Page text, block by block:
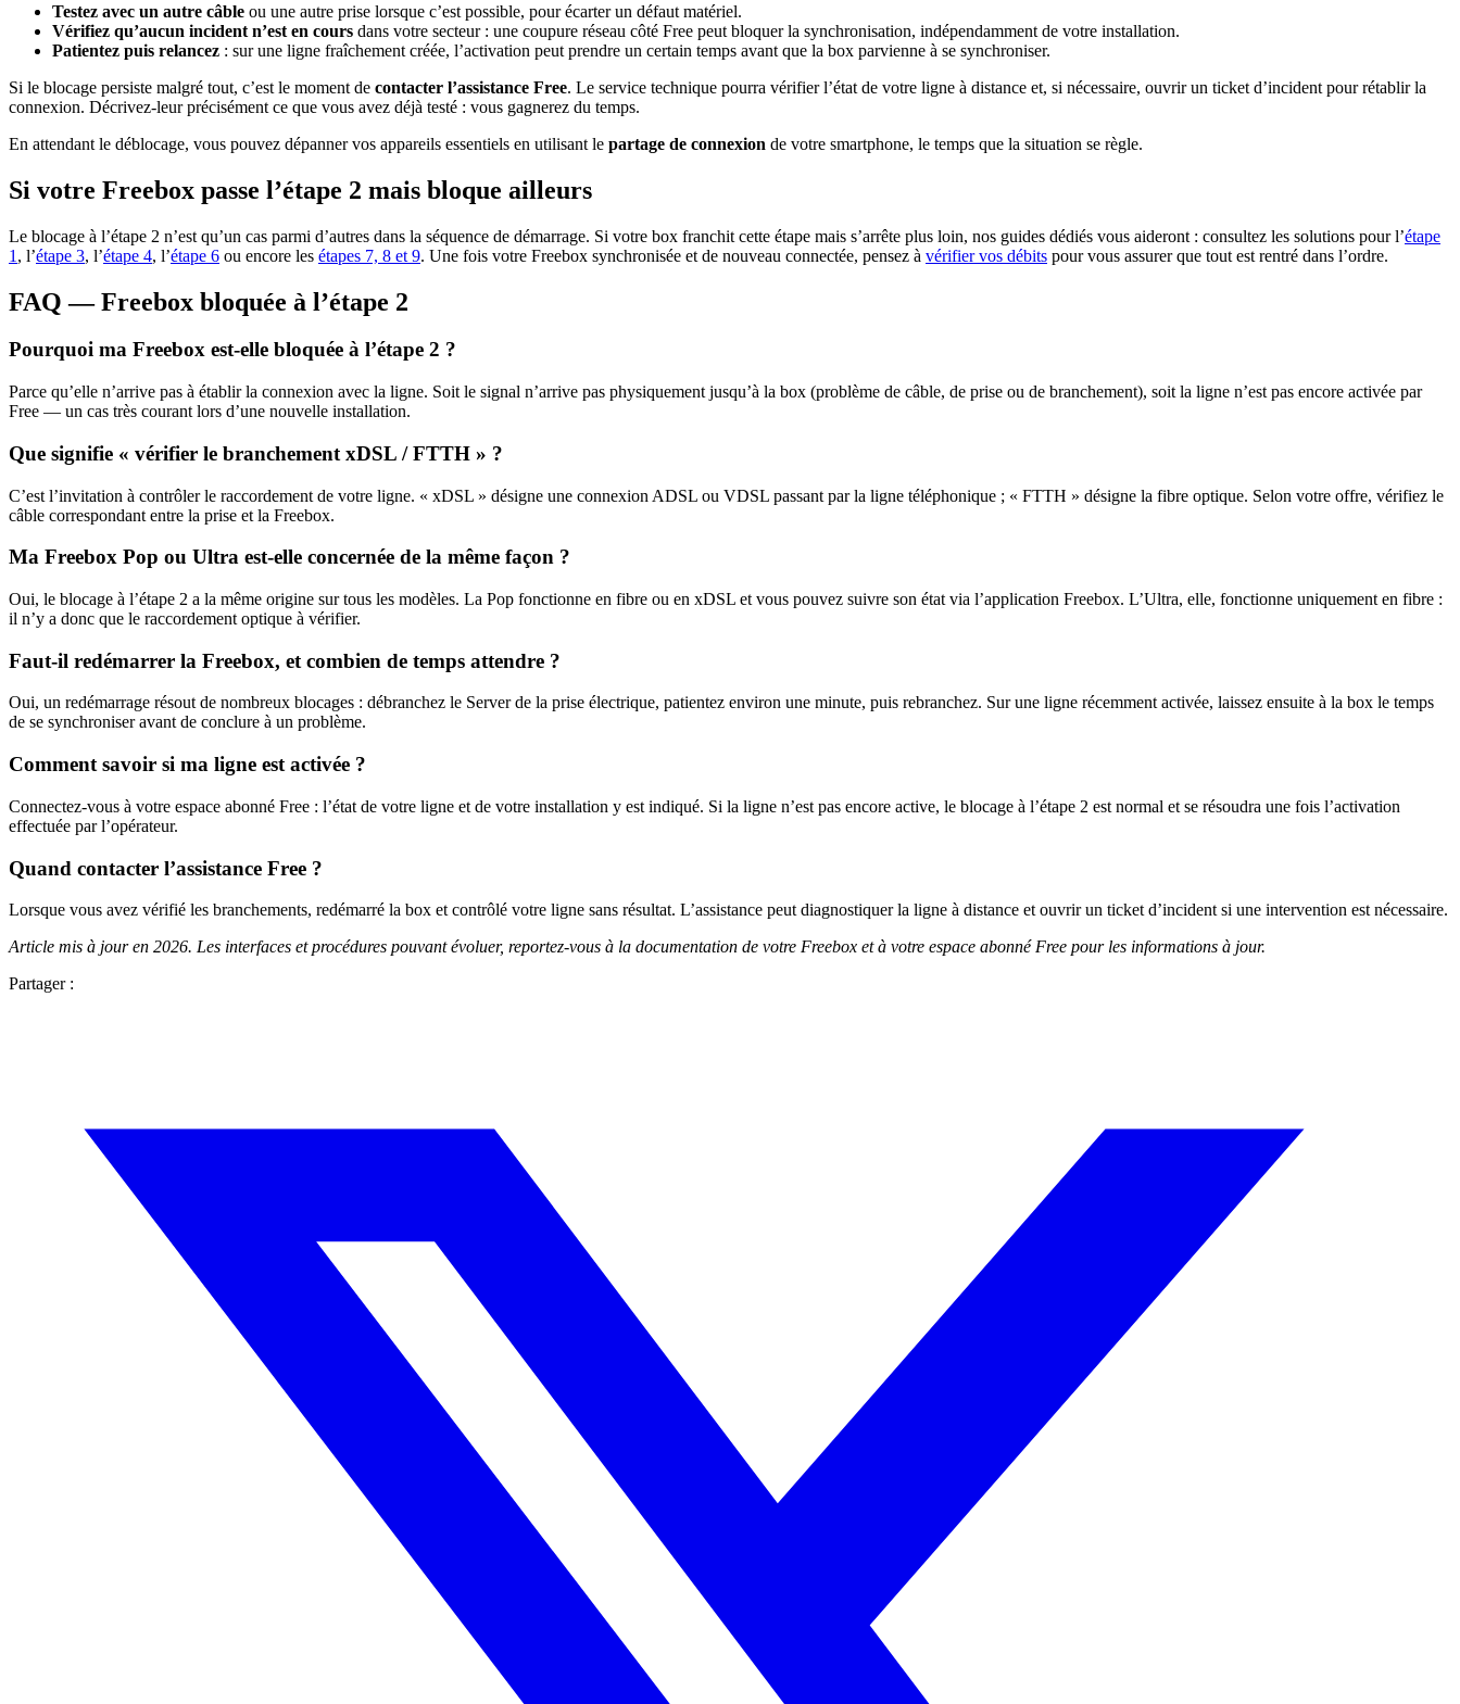
Testez avec un autre câble ou une autre prise lorsque c’est possible, pour écarter un défaut matériel.
Vérifiez qu’aucun incident n’est en cours dans votre secteur : une coupure réseau côté Free peut bloquer la synchronisation, indépendamment de votre installation.
Patientez puis relancez : sur une ligne fraîchement créée, l’activation peut prendre un certain temps avant que la box parvienne à se synchroniser.
Si le blocage persiste malgré tout, c’est le moment de contacter l’assistance Free. Le service technique pourra vérifier l’état de votre ligne à distance et, si nécessaire, ouvrir un ticket d’incident pour rétablir la
connexion. Décrivez-leur précisément ce que vous avez déjà testé : vous gagnerez du temps.
En attendant le déblocage, vous pouvez dépanner vos appareils essentiels en utilisant le partage de connexion de votre smartphone, le temps que la situation se règle.
Si votre Freebox passe l’étape 2 mais bloque ailleurs
Le blocage à l’étape 2 n’est qu’un cas parmi d’autres dans la séquence de démarrage. Si votre box franchit cette étape mais s’arrête plus loin, nos guides dédiés vous aideront : consultez les solutions pour l’étape
1 , l’étape 3, l’étape 4, l’étape 6 ou encore les étapes 7, 8 et 9. Une fois votre Freebox synchronisée et de nouveau connectée, pensez à vérifier vos débits pour vous assurer que tout est rentré dans l’ordre.
FAQ — Freebox bloquée à l’étape 2
Pourquoi ma Freebox est-elle bloquée à l’étape 2 ?
Parce qu’elle n’arrive pas à établir la connexion avec la ligne. Soit le signal n’arrive pas physiquement jusqu’à la box (problème de câble, de prise ou de branchement), soit la ligne n’est pas encore activée par
Free — un cas très courant lors d’une nouvelle installation.
Que signifie « vérifier le branchement xDSL / FTTH » ?
C’est l’invitation à contrôler le raccordement de votre ligne. « xDSL » désigne une connexion ADSL ou VDSL passant par la ligne téléphonique ; « FTTH » désigne la fibre optique. Selon votre offre, vérifiez le
câble correspondant entre la prise et la Freebox.
Ma Freebox Pop ou Ultra est-elle concernée de la même façon ?
Oui, le blocage à l’étape 2 a la même origine sur tous les modèles. La Pop fonctionne en fibre ou en xDSL et vous pouvez suivre son état via l’application Freebox. L’Ultra, elle, fonctionne uniquement en fibre :
il n’y a donc que le raccordement optique à vérifier.
Faut-il redémarrer la Freebox, et combien de temps attendre ?
Oui, un redémarrage résout de nombreux blocages : débranchez le Server de la prise électrique, patientez environ une minute, puis rebranchez. Sur une ligne récemment activée, laissez ensuite à la box le temps
de se synchroniser avant de conclure à un problème.
Comment savoir si ma ligne est activée ?
Connectez-vous à votre espace abonné Free : l’état de votre ligne et de votre installation y est indiqué. Si la ligne n’est pas encore active, le blocage à l’étape 2 est normal et se résoudra une fois l’activation
effectuée par l’opérateur.
Quand contacter l’assistance Free ?
Lorsque vous avez vérifié les branchements, redémarré la box et contrôlé votre ligne sans résultat. L’assistance peut diagnostiquer la ligne à distance et ouvrir un ticket d’incident si une intervention est nécessaire.
Article mis à jour en 2026. Les interfaces et procédures pouvant évoluer, reportez-vous à la documentation de votre Freebox et à votre espace abonné Free pour les informations à jour.
Partager :